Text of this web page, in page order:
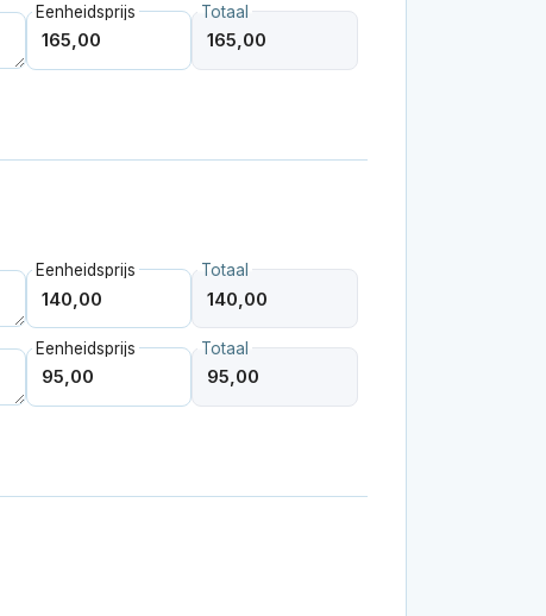
Eenheidsprijs Totaal
Eenheidsprijs Totaal
Eenheidsprijs Totaal